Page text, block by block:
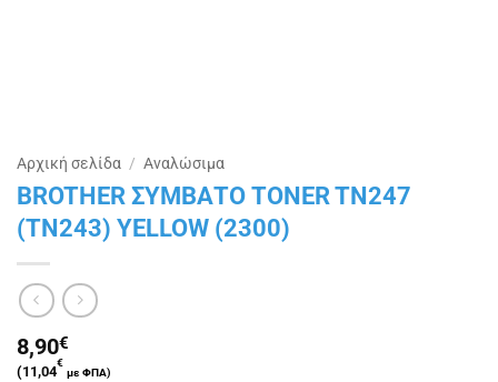
Αρχική σελίδα / Αναλώσιμα
BROTHER ΣΥΜΒΑΤΟ TONER TN247
(TN243) YELLOW (2300)
8,90€
(11,04
€
με ΦΠΑ)